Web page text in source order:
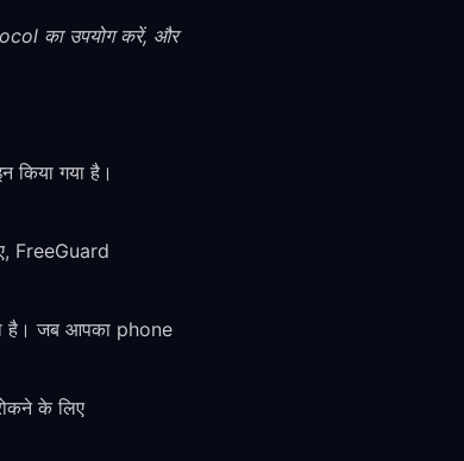
का उपयोग करें, और
गया है।
FreeGuard
है। जब आपका phone
के लिए